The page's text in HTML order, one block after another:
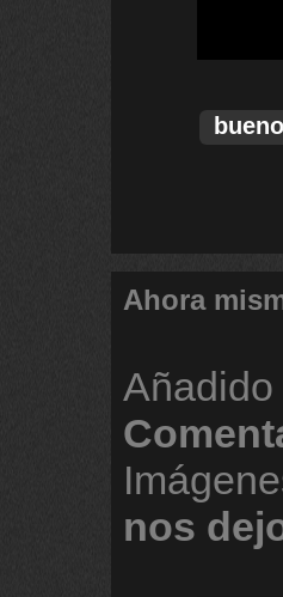
bueno
Ahora
Añadido
nos